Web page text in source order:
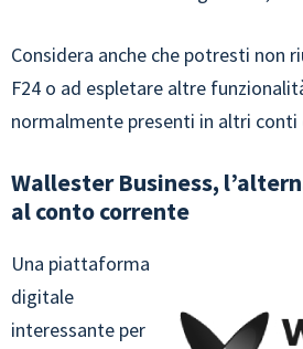
Considera anche che potresti non
F24 o ad espletare altre
normalmente presenti in altri conti
Wallester Business,
al conto corrente
Una piattaforma
digitale
interessante per